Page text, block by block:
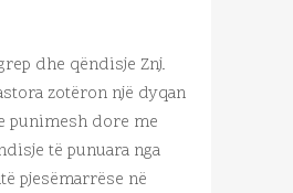
dhe qëndisje Znj.
zotëron një dyqan
punimesh dore me
të punuara nga
pjesëmarrëse në